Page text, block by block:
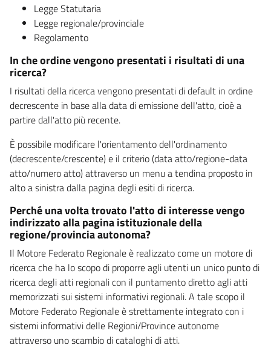
Legge Statutaria
Legge regionale/provinciale
Regolamento
In che ordine vengono presentati i risultati di una
ricerca?
I risultati della ricerca vengono presentati di default in ordine
decrescente in base alla data di emissione dell'atto, cioè a
partire dall'atto più recente.
È possibile modificare l'orientamento dell'ordinamento
(decrescente/crescente) e il criterio (data atto/regione-data
atto/numero atto) attraverso un menu a tendina proposto in
alto a sinistra dalla pagina degli esiti di ricerca.
Perché una volta trovato l'atto di interesse vengo
indirizzato alla pagina istituzionale della
regione/provincia autonoma?
Il Motore Federato Regionale è realizzato come un motore di
ricerca che ha lo scopo di proporre agli utenti un unico punto di
ricerca degli atti regionali con il puntamento diretto agli atti
memorizzati sui sistemi informativi regionali. A tale scopo il
Motore Federato Regionale è strettamente integrato con i
sistemi informativi delle Regioni/Province autonome
attraverso uno scambio di cataloghi di atti.